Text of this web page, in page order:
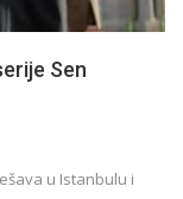
Sen
u Istanbulu i